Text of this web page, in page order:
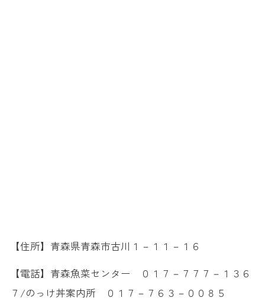
【住所】青森県青森市古川１－１１－１６
【電話】青森魚菜センター ０１７－７７７－１３６
７/のっけ丼案内所 ０１７－７６３－００８５